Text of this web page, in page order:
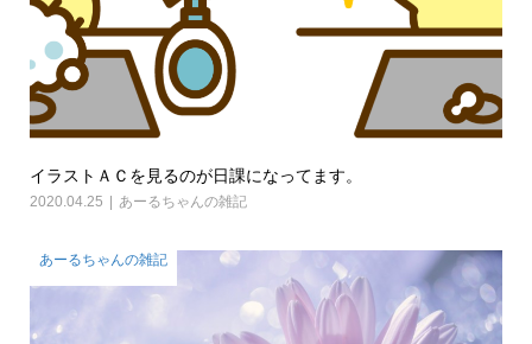
イラストＡＣを見るのが日課になってます。
2020.04.25 あーるちゃんの雑記
あーるちゃんの雑記